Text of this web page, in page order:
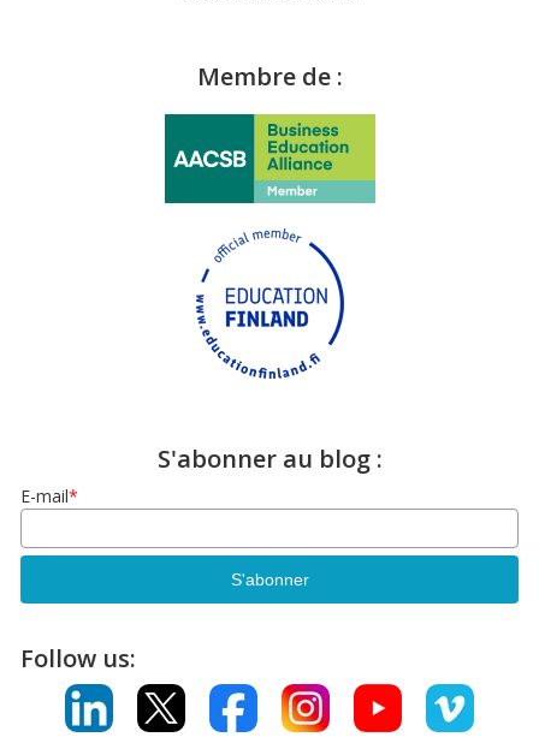
Membre de :
S'abonner au blog :
E-mail*
Follow us: